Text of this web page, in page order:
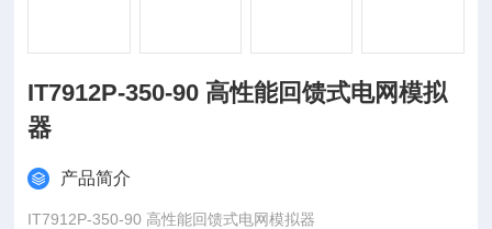
IT7912P-350-90 高性能回馈式电网模拟
器
产品简介
IT7912P-350-90 高性能回馈式电网模拟器